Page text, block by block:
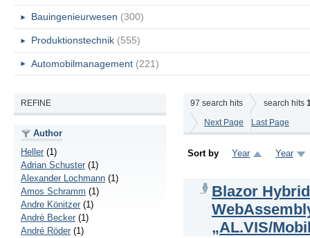
Bauingenieurwesen (300)
Produktionstechnik (555)
Automobilmanagement (221)
REFINE
Author
Heller (1)
Adrian Schuster (1)
Alexander Lochmann (1)
Amos Schramm (1)
Andre Könitzer (1)
André Becker (1)
André Röder (1)
97 search hits search hits
Next Page
Last Page
Sort by Year Year
Blazor
„AL.VIS/